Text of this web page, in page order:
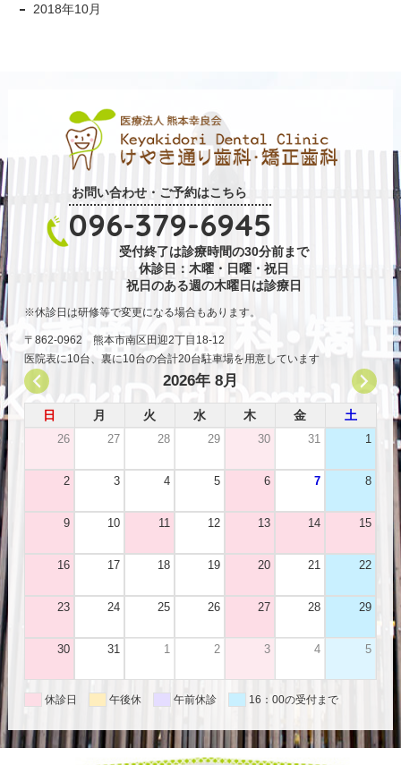
2018年10月
お問い合わせ・ご予約はこちら
096-379-6945
受付終了は診療時間の30分前まで
休診日：木曜・日曜・祝日
祝日のある週の木曜日は診療日
休診日は研修等で変更になる場合もあります。
〒862-0962 熊本市南区田迎2丁目18-12
医院表に10台、裏に10台の合計20台駐車場を用意しています
2026年 8月
日 月 火 水 木 金 土
26 27 28 29 30 31 1
2 3 4 5 6 7 8
9 10 11 12 13 14 15
16 17 18 19 20 21 22
23 24 25 26 27 28 29
30 31 1 2 3 4 5
休診日 午後休 午前休診 16：00の受付まで